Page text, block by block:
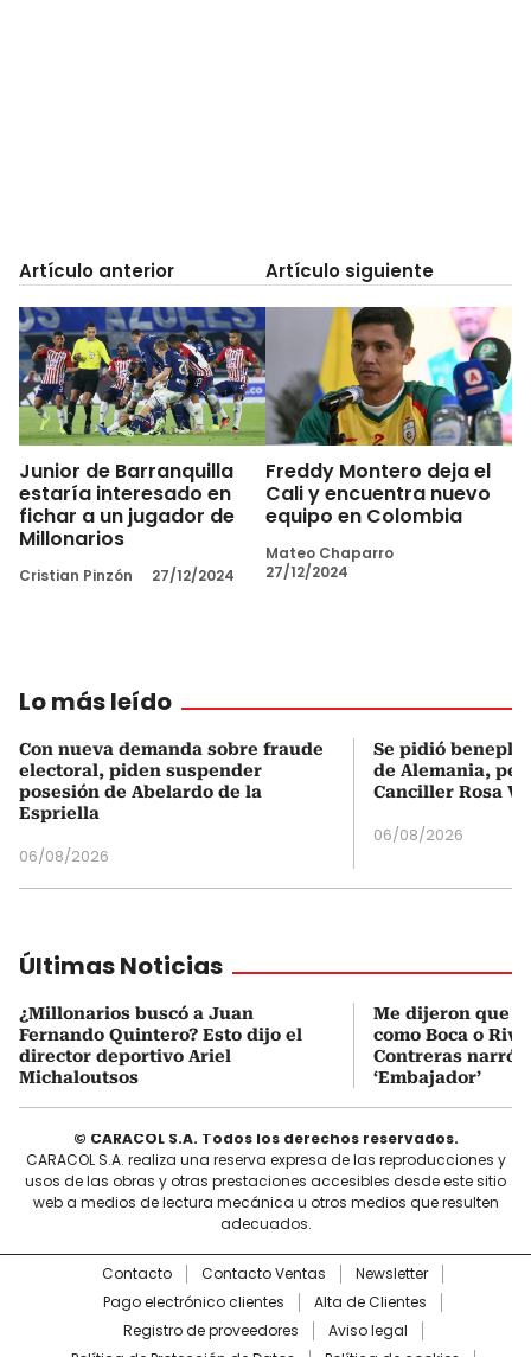
Artículo anterior
Junior de Barranquilla
estaría interesado en
fichar a un jugador de
Millonarios
Cristian Pinzón 27/12/2024
Artículo siguiente
Freddy Montero deja el
Cali y encuentra nuevo
equipo en Colombia
Mateo Chaparro
27/12/2024
Lo más leído
Con nueva demanda sobre fraude
electoral, piden suspender
posesión de Abelardo de la
Espriella
06/08/2026
Se pidió
de Alemania,
Canciller Rosa
06/08/2026
Últimas Noticias
¿Millonarios buscó a Juan
Fernando Quintero? Esto dijo el
director deportivo Ariel
Michaloutsos
Me dijeron que
como Boca o
Contreras narró
‘Embajador’
© CARACOL S.A. Todos los derechos reservados.
CARACOL S.A. realiza una reserva expresa de las reproducciones y
usos de las obras y otras prestaciones accesibles desde este sitio
web a medios de lectura mecánica u otros medios que resulten
adecuados.
Contacto Contacto Ventas
Newsletter
Pago electrónico clientes
Alta de Clientes
Registro de proveedores
Aviso legal